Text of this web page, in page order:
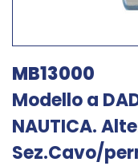
MB13000
Modello a
NAUTICA.
Sez.Cavo/